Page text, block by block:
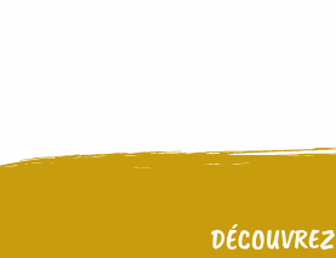
DÉCOUVREZ